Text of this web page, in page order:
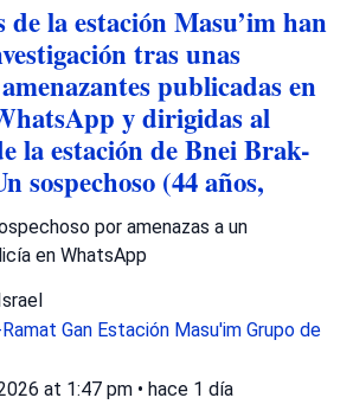
de la estación Masu’im han
tras unas
publicadas en
y dirigidas al
la estación de Bnei Brak-
sospechoso (44 años,
por amenazas a un
en WhatsApp
Gan Estación Masu'im Grupo de
at 1:47 pm • hace 1 día